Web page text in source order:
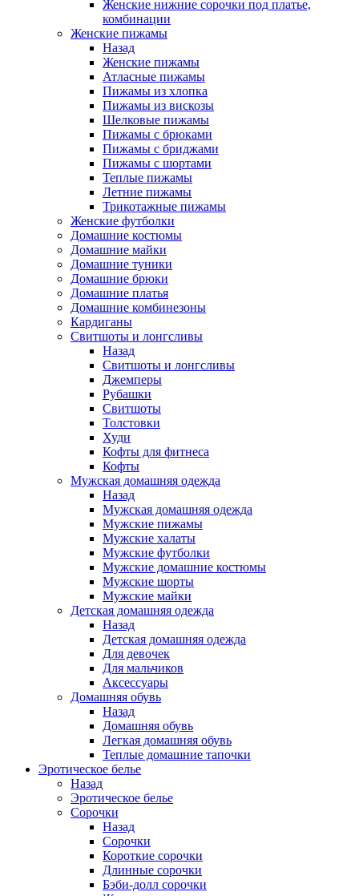
Женские нижние сорочки под платье,
комбинации
Женские пижамы
Назад
Женские пижамы
Атласные пижамы
Пижамы из хлопка
Пижамы из вискозы
Шелковые пижамы
Пижамы с брюками
Пижамы с бриджами
Пижамы с шортами
Теплые пижамы
Летние пижамы
Трикотажные пижамы
Женские футболки
Домашние костюмы
Домашние майки
Домашние туники
Домашние брюки
Домашние платья
Домашние комбинезоны
Кардиганы
Свитшоты и лонгсливы
Назад
Свитшоты и лонгсливы
Джемперы
Рубашки
Свитшоты
Толстовки
Худи
Кофты для фитнеса
Кофты
Мужская домашняя одежда
Назад
Мужская домашняя одежда
Мужские пижамы
Мужские халаты
Мужские футболки
Мужские домашние костюмы
Мужские шорты
Мужские майки
Детская домашняя одежда
Назад
Детская домашняя одежда
Для девочек
Для мальчиков
Аксессуары
Домашняя обувь
Назад
Домашняя обувь
Легкая домашняя обувь
Теплые домашние тапочки
Эротическое белье
Назад
Эротическое белье
Сорочки
Назад
Сорочки
Короткие сорочки
Длинные сорочки
Бэби-долл сорочки